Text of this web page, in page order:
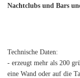
Nachtclubs und Bars
Technische Daten:
- erzeugt mehr als 200
eine Wand oder auf die